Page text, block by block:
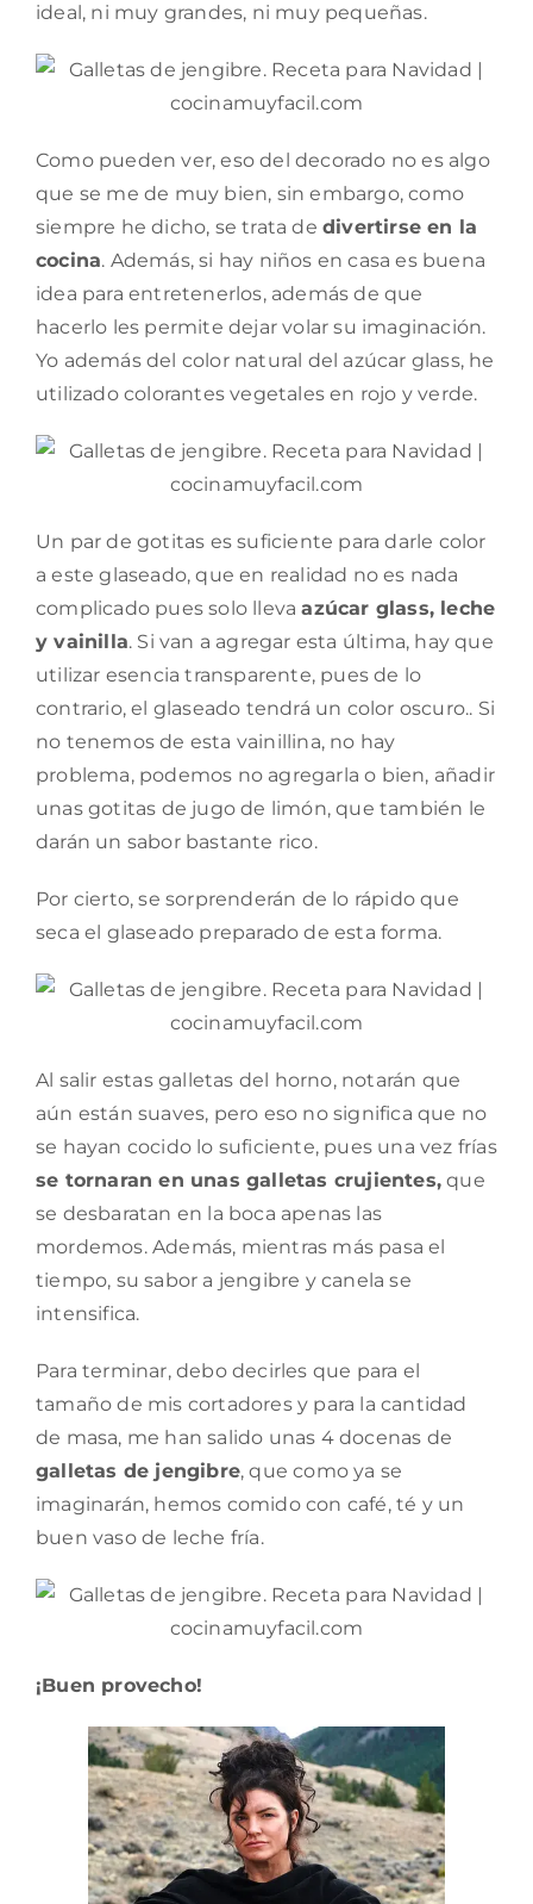
ideal, ni muy grandes, ni muy pequeñas.
Como pueden ver, eso del decorado no es algo
que se me de muy bien, sin embargo, como
siempre he dicho, se trata de divertirse en la
cocina. Además, si hay niños en casa es buena
idea para entretenerlos, además de que
hacerlo les permite dejar volar su imaginación.
Yo además del color natural del azúcar glass, he
utilizado colorantes vegetales en rojo y verde.
Un par de gotitas es suficiente para darle color
a este glaseado, que en realidad no es nada
complicado pues solo llevaazúcar glass, leche
y vainilla. Si van a agregar esta última, hay que
utilizar esencia transparente, pues de lo
contrario, el glaseado tendrá un color oscuro.. Si
no tenemos de esta vainillina, no hay
problema, podemos no agregarla o bien, añadir
unas gotitas de jugo de limón, que también le
darán un sabor bastante rico.
Por cierto, se sorprenderán de lo rápido que
seca el glaseado preparado de esta forma.
Al salir estas galletas del horno, notarán que
aún están suaves, pero eso no significa que no
se hayan cocido lo suficiente, pues una vez frías
se tornaran en unas galletas crujientes, que
se desbaratan en la boca apenas las
mordemos. Además, mientras más pasa el
tiempo, su sabor a jengibre y canela se
intensifica.
Para terminar, debo decirles que para el
tamaño de mis cortadores y para la cantidad
de masa, me han salido unas 4 docenas de
galletas de jengibre, que como ya se
imaginarán, hemos comido con café, té y un
buen vaso de leche fría.
¡Buen provecho!